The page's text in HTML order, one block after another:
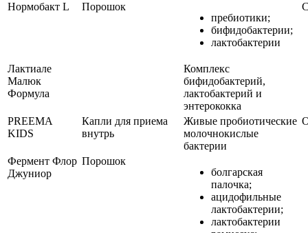
Нормобакт L
Порошок
пребиотики;
бифидобактерии;
лактобактерии
Лактиале
Малюк
Формула
Комплекс
бифидобактерий,
лактобактерий и
энтерококка
PREEMA
KIDS
Капли для приема
внутрь
Живые пробиотические
молочнокислые
бактерии
Фермент Флор
Джуниор
Порошок
болгарская
палочка;
ацидофильные
лактобактерии;
лактобактерии